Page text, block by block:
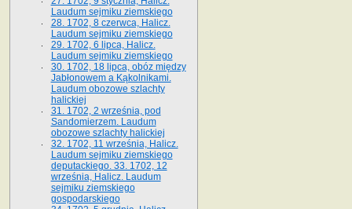
Laudum sejmiku ziemskiego
28. 1702, 8 czerwca, Halicz.
Laudum sejmiku ziemskiego
29. 1702, 6 lipca, Halicz.
Laudum sejmiku ziemskiego
30. 1702, 18 lipca, obóz między
Jabłonowem a Kąkolnikami.
Laudum obozowe szlachty
halickiej
31. 1702, 2 września, pod
Sandomierzem. Laudum
obozowe szlachty halickiej
32. 1702, 11 września, Halicz.
Laudum sejmiku ziemskiego
deputackiego. 33. 1702, 12
września, Halicz. Laudum
sejmiku ziemskiego
gospodarskiego